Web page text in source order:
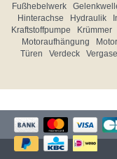
Fußhebelwerk
Hinterachse
Hydraulik
Kraftstoffpumpe
Krümmer
Motoraufhängung
Türen
Verdeck